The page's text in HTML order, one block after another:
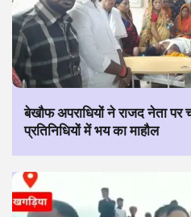
बेखौफ अपराधियों ने राजद नेता पर
प्रतिनिधियों में भय का माहौल